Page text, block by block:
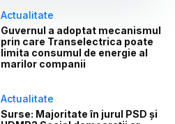
Actualitate
Guvernul a adoptat mecanismul
prin care Transelectrica poate
limita consumul de energie al
marilor companii
Actualitate
Surse: Majoritate în jurul PSD și